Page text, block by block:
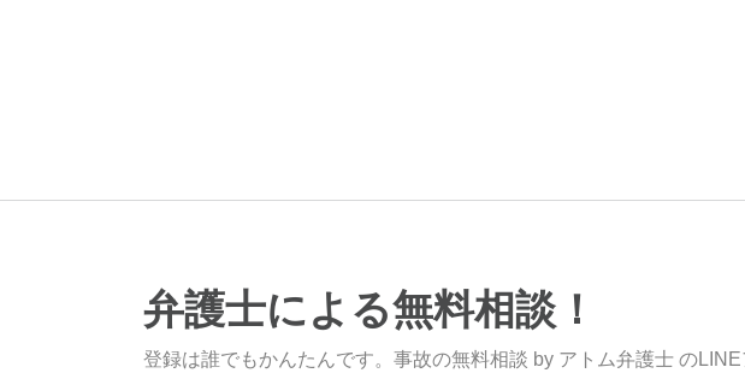
弁護士による無料相談！
登録は誰でもかんたんです。事故の無料相談 by アトム弁護士 の